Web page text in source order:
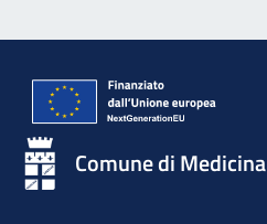
Comune di Medicina